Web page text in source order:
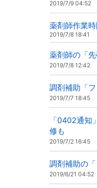
2019/7/9 04:52
薬剤師作業
2019/7/8 18:41
薬剤師の「
2019/7/8 12:42
調剤補助「
2019/7/7 18:45
「0402通
修も
2019/7/2 16:45
調剤補助の
2019/6/21 04:52